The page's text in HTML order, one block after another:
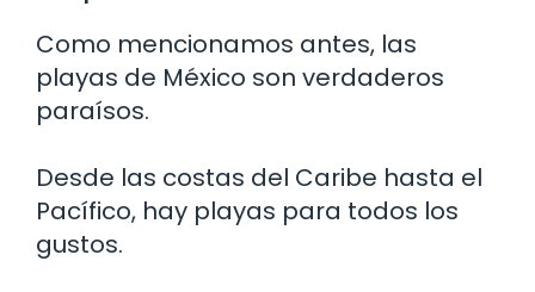
Como mencionamos antes, las
playas de México son verdaderos
paraísos.
Desde las costas del Caribe hasta el
Pacífico, hay playas para todos los
gustos.